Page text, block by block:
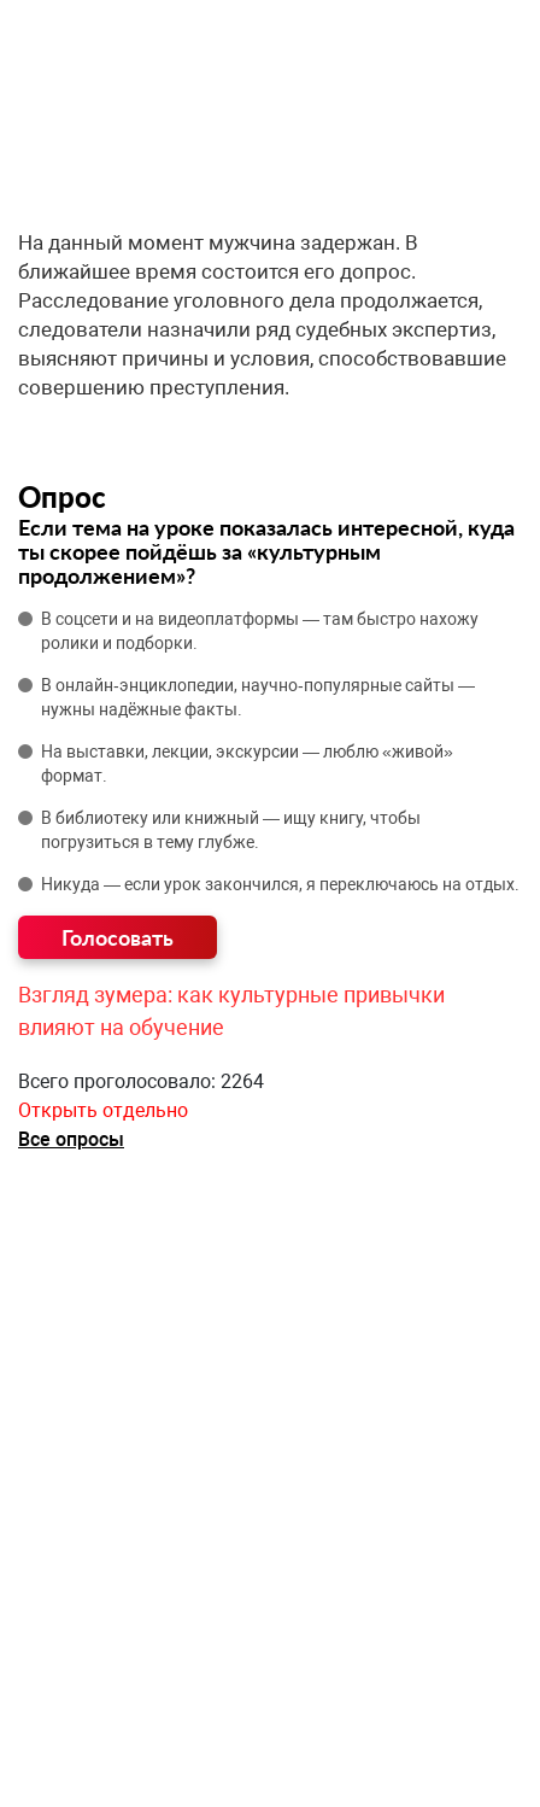
На данный момент мужчина задержан. В
ближайшее время состоится его допрос.
Расследование уголовного дела продолжается,
следователи назначили ряд судебных экспертиз,
выясняют причины и условия, способствовавшие
совершению преступления.
Опрос
Если тема на уроке показалась интересной, куда
ты скорее пойдёшь за «культурным
продолжением»?
В соцсети и на видеоплатформы — там быстро нахожу
ролики и подборки.
В онлайн‑энциклопедии, научно‑популярные сайты —
нужны надёжные факты.
На выставки, лекции, экскурсии — люблю «живой»
формат.
В библиотеку или книжный — ищу книгу, чтобы
погрузиться в тему глубже.
Никуда — если урок закончился, я переключаюсь на отдых.
Взгляд зумера: как культурные привычки
влияют на обучение
Всего проголосовало: 2264
Открыть отдельно
Все опросы